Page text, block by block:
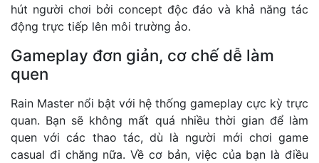
hút người chơi bởi concept độc đáo và khả năng tác
động trực tiếp lên môi trường ảo.
Gameplay đơn giản, cơ chế dễ làm
quen
Rain Master nổi bật với hệ thống gameplay cực kỳ trực
quan. Bạn sẽ không mất quá nhiều thời gian để làm
quen với các thao tác, dù là người mới chơi game
casual đi chăng nữa. Về cơ bản, việc của bạn là điều